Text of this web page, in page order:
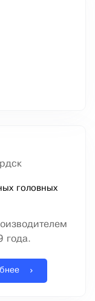
головных
года.